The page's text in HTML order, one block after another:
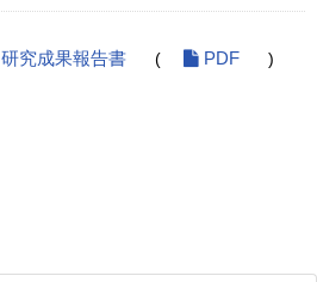
研究成果報告書 ( PDF )